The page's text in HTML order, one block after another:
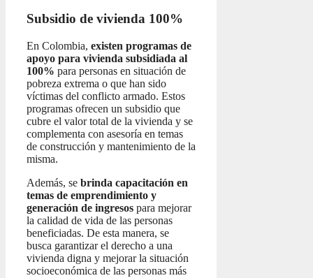
Subsidio de vivienda 100%
En Colombia, existen programas de
apoyo para vivienda subsidiada al
100% para personas en situación de
pobreza extrema o que han sido
víctimas del conflicto armado. Estos
programas ofrecen un subsidio que
cubre el valor total de la vivienda y se
complementa con asesoría en temas
de construcción y mantenimiento de la
misma.
Además, se brinda capacitación en
temas de emprendimiento y
generación de ingresos para mejorar
la calidad de vida de las personas
beneficiadas. De esta manera, se
busca garantizar el derecho a una
vivienda digna y mejorar la situación
socioeconómica de las personas más